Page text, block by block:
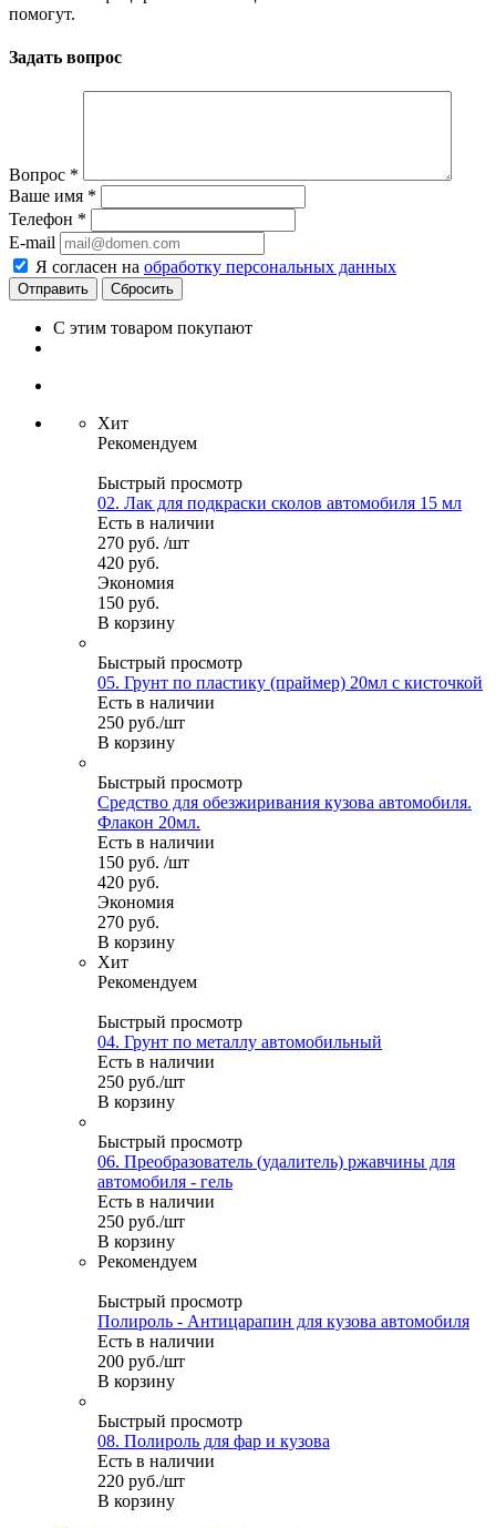
помогут.
Задать вопрос
Вопрос *
Ваше имя *
Телефон *
E-mail
Я согласен на обработку персональных данных
Сбросить
С этим товаром покупают
Хит
Рекомендуем
Быстрый просмотр
02. Лак для подкраски сколов автомобиля 15 мл
Есть в наличии
270 руб. /шт
420 руб.
Экономия
150 руб.
В корзину
Быстрый просмотр
05. Грунт по пластику (праймер) 20мл с кисточкой
Есть в наличии
250 руб./шт
В корзину
Быстрый просмотр
Средство для обезжиривания кузова автомобиля.
Флакон 20мл.
Есть в наличии
150 руб. /шт
420 руб.
Экономия
270 руб.
В корзину
Хит
Рекомендуем
Быстрый просмотр
04. Грунт по металлу автомобильный
Есть в наличии
250 руб./шт
В корзину
Быстрый просмотр
06. Преобразователь (удалитель) ржавчины для
автомобиля - гель
Есть в наличии
250 руб./шт
В корзину
Рекомендуем
Быстрый просмотр
Полироль - Антицарапин для кузова автомобиля
Есть в наличии
200 руб./шт
В корзину
Быстрый просмотр
08. Полироль для фар и кузова
Есть в наличии
220 руб./шт
В корзину